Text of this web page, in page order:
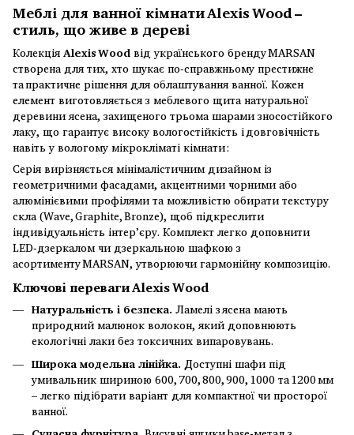
Меблі для ванної кімнати Alexis Wood –
стиль, що живе в дереві
КолекціяAlexis Woodвід українського бренду MARSAN
створена для тих, хто шукає по‑справжньому престижне
та практичне рішення для облаштування ванної. Кожен
елемент виготовляється з меблевого щита натуральної
деревини ясена, захищеного трьома шарами зносостійкого
лаку, що гарантує високу вологостійкість і довговічність
навіть у вологому мікрокліматі кімнати :
Серія вирізняється мінімалістичним дизайном із
геометричними фасадами, акцентними чорними або
алюмінієвими профілями та можливістю обирати текстуру
скла (Wave, Graphite, Bronze), щоб підкреслити
індивідуальність інтер’єру. Комплект легко доповнити
LED‑дзеркалом чи дзеркальною шафкою з
асортименту MARSAN, утворюючи гармонійну композицію.
Ключові переваги Alexis Wood
Натуральність і безпека. Ламелі з ясена мають
природний малюнок волокон, який доповнюють
екологічні лаки без токсичних випаровувань.
Широка модельна лінійка. Доступні шафи під
умивальник шириною 600, 700, 800, 900, 1000 та 1200 мм
– легко підібрати варіант для компактної чи просторої
ванної.